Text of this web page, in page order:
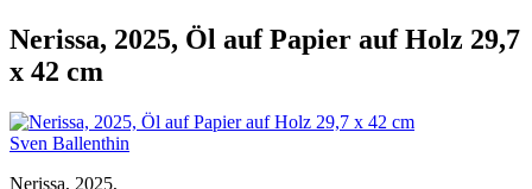
Nerissa, 2025, Öl auf Papier auf Holz 29,7
x 42 cm
Sven Ballenthin
Nerissa, 2025,